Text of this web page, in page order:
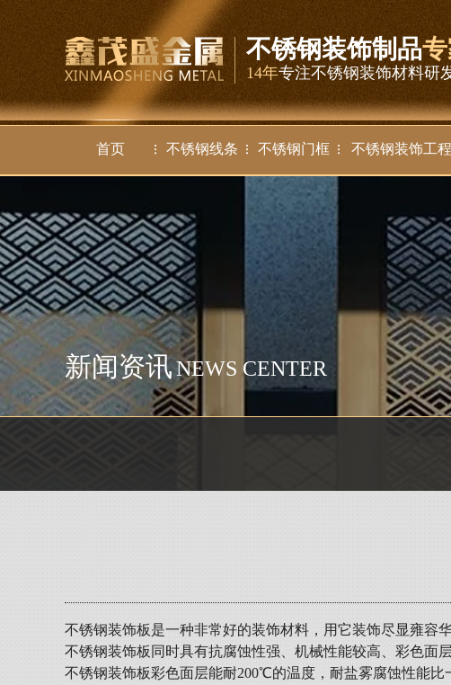
不锈钢装饰制品
14年专注不锈钢装饰材料研
首页 不锈钢线条 不锈钢门框 不锈钢装饰工程
新闻资讯NEWS CENTER
不锈钢装饰板是一种非常好的装饰材料，用它装饰尽显雍容华
不锈钢装饰板同时具有抗腐蚀性强、机械性能较高、彩色面
不锈钢装饰板彩色面层能耐200℃的温度，耐盐雾腐蚀性能